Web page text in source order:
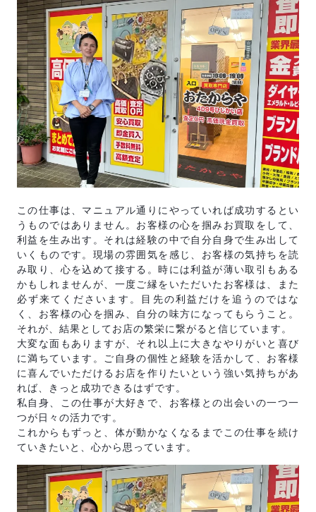
この仕事は、マニュアル通りにやっていれば成功するとい
うものではありません。お客様の心を掴みお買取をして、
利益を生み出す。それは経験の中で自分自身で生み出して
いくものです。現場の雰囲気を感じ、お客様の気持ちを読
み取り、心を込めて接する。時には利益が薄い取引もある
かもしれませんが、一度ご縁をいただいたお客様は、また
必ず来てくださいます。目先の利益だけを追うのではな
く、お客様の心を掴み、自分の味方になってもらうこと。
それが、結果としてお店の繁栄に繋がると信じています。
大変な面もありますが、それ以上に大きなやりがいと喜び
に満ちています。ご自身の個性と経験を活かして、お客様
に喜んでいただけるお店を作りたいという強い気持ちがあ
れば、きっと成功できるはずです。
私自身、この仕事が大好きで、お客様との出会いの一つ一
つが日々の活力です。
これからもずっと、体が動かなくなるまでこの仕事を続け
ていきたいと、心から思っています。